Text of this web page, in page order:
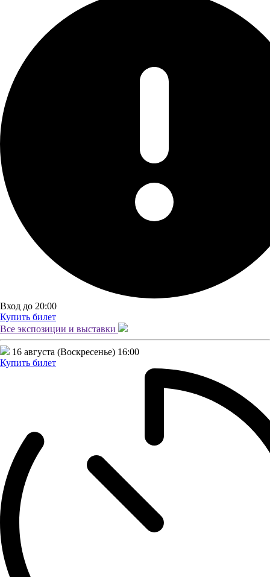
Вход до 20:00
Купить билет
Все экспозиции и выставки
16 августа (Воскресенье) 16:00
Купить билет